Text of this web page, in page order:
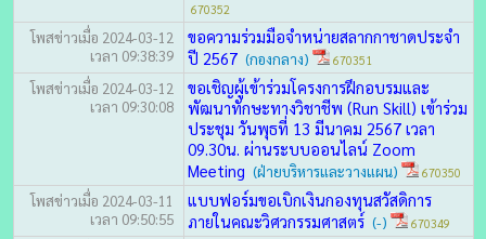
670352
โพสข่าวเมื่อ 2024-03-12
เวลา 09:38:39
ขอความร่วมมือจำหน่ายสลากกาชาดประจำ
ปี 2567 (กองกลาง) 670351
โพสข่าวเมื่อ 2024-03-12
เวลา 09:30:08
ขอเชิญผู้เข้าร่วมโครงการฝึกอบรมและ
พัฒนาทักษะทางวิชาชีพ (Run Skill) เข้าร่วม
ประชุม วันพุธที่ 13 มีนาคม 2567 เวลา
09.30น. ผ่านระบบออนไลน์ Zoom
Meeting (ฝ่ายบริหารและวางแผน) 670350
โพสข่าวเมื่อ 2024-03-11
เวลา 09:50:55
แบบฟอร์มขอเบิกเงินกองทุนสวัสดิการ
ภายในคณะวิศวกรรมศาสตร์ (-) 670349